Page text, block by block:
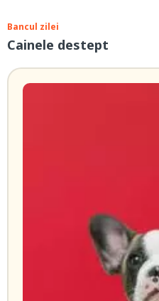
Bancul zilei
Cainele destept